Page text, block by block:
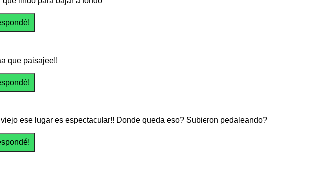
que paisajee!!
ese lugar es espectacular!! Donde queda eso? Subieron pedaleando?